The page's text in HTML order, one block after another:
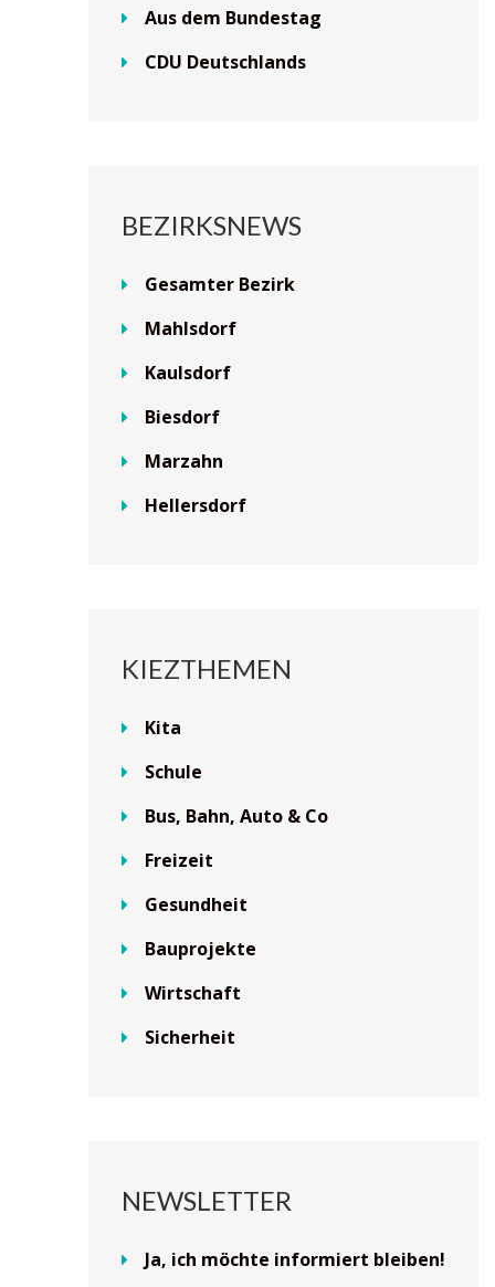
Aus dem Bundestag
CDU Deutschlands
BEZIRKSNEWS
Gesamter Bezirk
Mahlsdorf
Kaulsdorf
Biesdorf
Marzahn
Hellersdorf
KIEZTHEMEN
Kita
Schule
Bus, Bahn, Auto & Co
Freizeit
Gesundheit
Bauprojekte
Wirtschaft
Sicherheit
NEWSLETTER
Ja, ich möchte informiert bleiben!